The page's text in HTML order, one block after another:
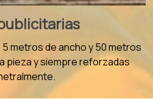
metros de ancho y 50 metros
pieza y siempre reforzadas